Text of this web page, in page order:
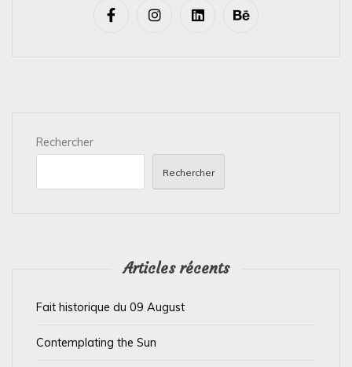
Rechercher
Rechercher
Articles récents
Fait historique du 09 August
Contemplating the Sun